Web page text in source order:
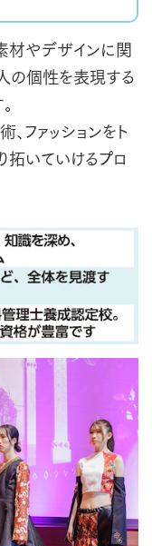
材やデザインに関
の個性を表現する
ファッションをト
拓いていけるプロ